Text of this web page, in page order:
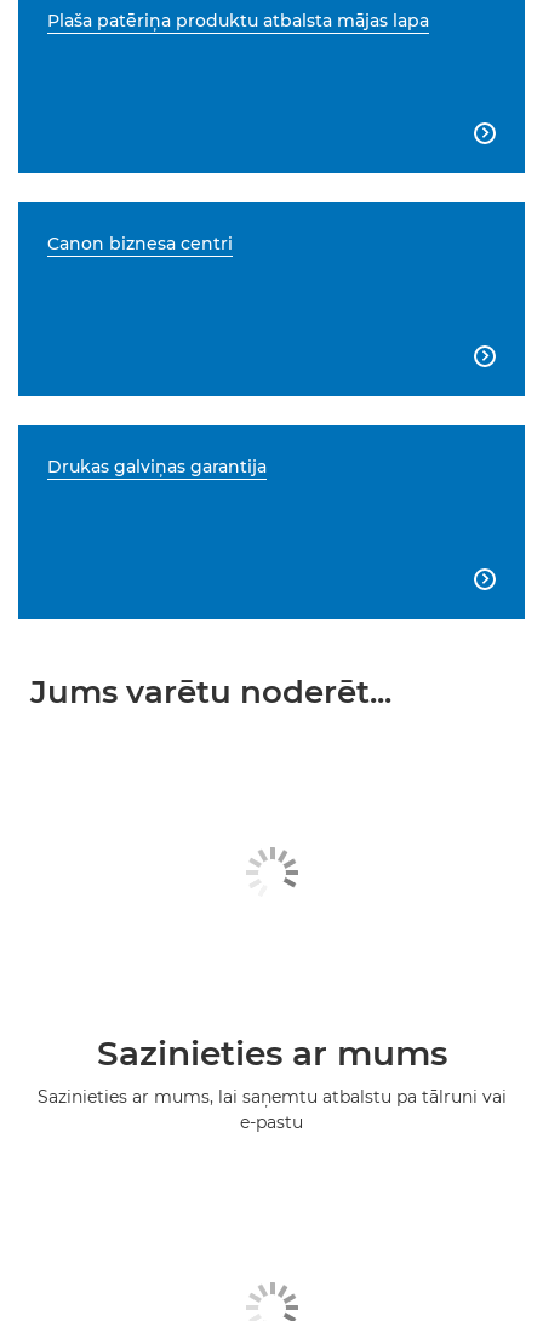
Plaša patēriņa produktu atbalsta mājas lapa

Canon biznesa centri

Drukas galviņas garantija

Jums varētu noderēt...
Sazinieties ar mums
Sazinieties ar mums, lai saņemtu atbalstu pa tālruni vai
e-pastu